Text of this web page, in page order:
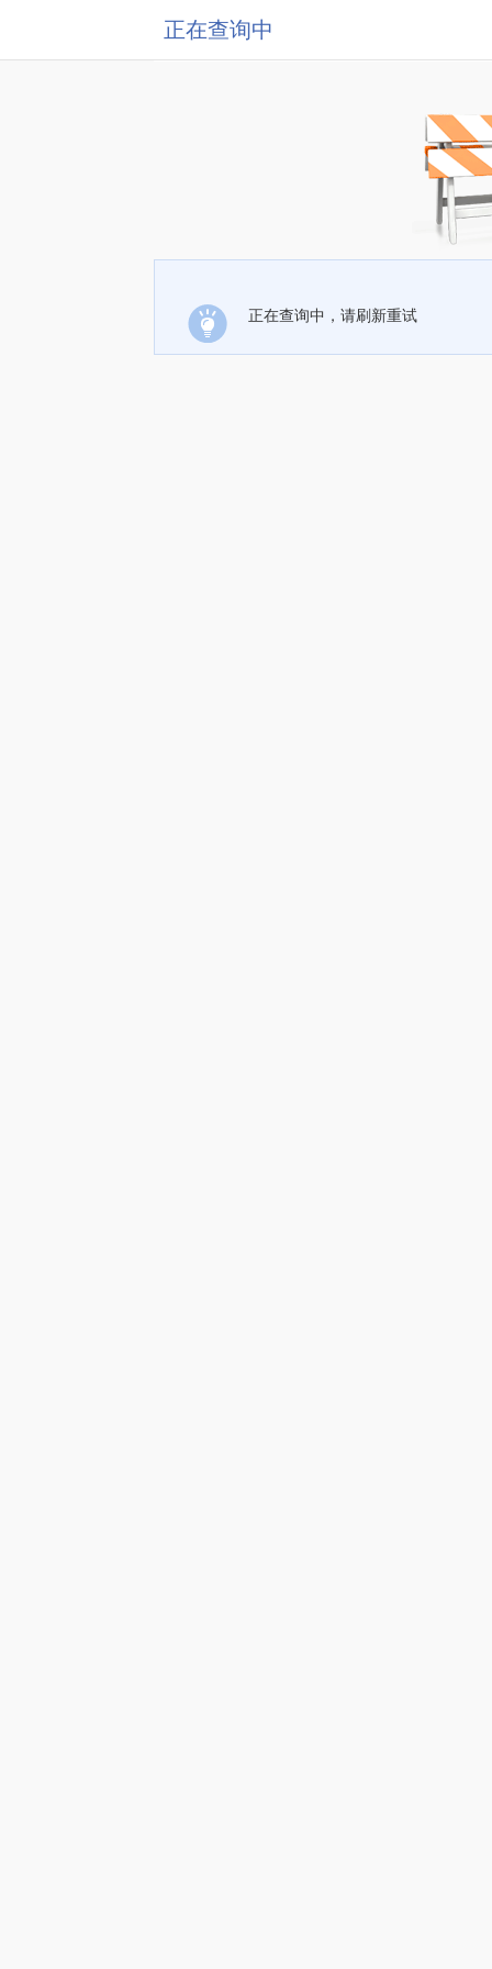
正在查询中
正在查询中，请刷新重试